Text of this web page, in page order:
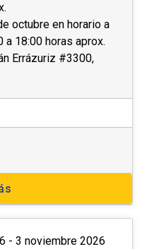
octubre en horario a
a 18:00 horas aprox.
Errázuriz #3300,
- 3 noviembre 2026